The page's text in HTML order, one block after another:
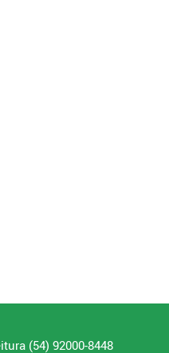
(54) 92000-8448